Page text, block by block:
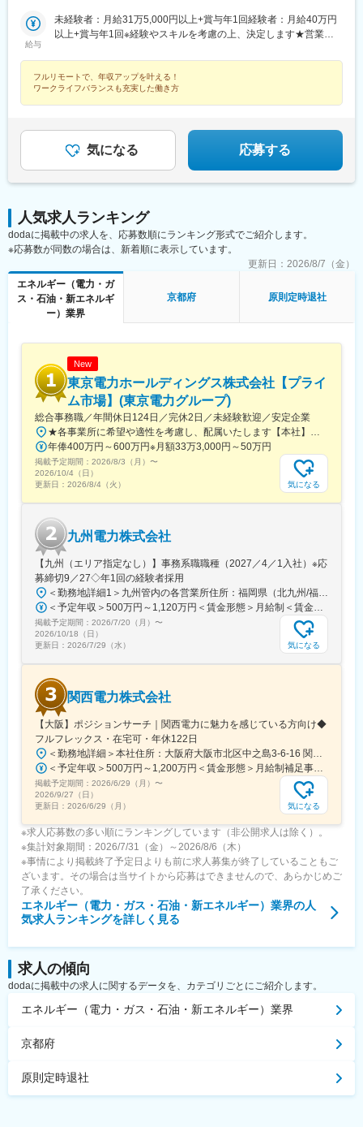
■業務の特徴
・既存顧客メイン＝無駄な営業活動を削減
・高単価商材＝1件ごとの収益インパクトが大きい
・直行直帰＝1日の時間をすべて営業に使える
年齢・社歴関係なく、数字で評価。販売・サービス業からの転職
者が多く、9割以上がインセンティブを獲得しています。
・事務作業最小限
・休日や働き方は自己管理
※安定・WLBを求める方には不向きです
（1）成約率8～9割（既存顧客×提携大手商材）
（2）平均歩合284万円（入社1.5年実績）
（3）パナソニック・三菱電機など大手企業と提携
給与
未経験者：月給31万5,000円以上+賞与年1回経験者：月給40万円
以上+賞与年1回※経験やスキルを考慮の上、決定します★営業職
フルリモートで、年収アップを叶える！
ワークライフバランスも充実した働き方
気になる 応募する
人気求人ランキング
dodaに掲載中の求人を、応募数順にランキング形式でご紹介します。
※応募数が同数の場合は、新着順に表示しています。
更新日： 2026/8/7（金）
エネルギー（電力・ガ
ス・石油・新エネルギ
ー）業界
京都府 原則定時退社
New
東京電力ホールディングス株式会社【プライ
ム市場】(東京電力グループ)
総合事務職／年間休日124日／完休2日／未経験歓迎／安定企業
★各事業所に希望や適性を考慮し、配属いたします【本社】東京都千代田区内幸町1丁目1番3号※屋内原則禁煙（喫煙専用室設置あり）
年俸400万円～600万円※月額33万3,000円～50万円
掲載予定期間： 2026/8/3（月） 〜
2026/10/4（日）
更新日： 2026/8/4（火） 気になる
九州電力株式会社
【九州（エリア指定なし）】事務系職職種（2027／4／1入社）※応
募締切9／27◇年1回の経験者採用
＜勤務地詳細1＞九州管内の各営業所住所：福岡県（北九州/福岡地区）、佐賀県、長崎県、大分県、熊本県、宮崎県、鹿児島県 受動喫煙対策：屋内全面禁煙＜勤務地詳細2＞東京支社住所：東京都千代田区有楽町１-７-１ 有楽町電気ビルヂング北館７階勤務地最寄駅：京浜東北線／有楽町駅受動喫煙対策：屋内全面禁煙変更の範囲：会社の定める事業所（リモートワーク含む）
＜予定年収＞500万円～1,120万円＜賃金形態＞月給制＜賃金内訳＞月額（基本給）：200,000円～450,000円＜月給＞200,000円～450,000円＜昇給有無＞有＜残業手当＞有＜給与補足＞■賞与：年２回（6月、12月）、昇進：能力主義に基づく昇進管理※モデル年収（前年度実績に基づいて算出（時間外20時間程度/月 想定、賞与込み、扶養手当、その他手当含まず））：・33歳・主任クラス 年収：700～760 万円程度・41歳・副長クラス 年収：1,030～1,120 万円程度賃金はあくまでも目安の金額であり、選考を通じて上下する可能性があります。月給(月額)は固定手当を含めた表記です。
掲載予定期間： 2026/7/20（月） 〜
2026/10/18（日）
更新日： 2026/7/29（水） 気になる
関西電力株式会社
【大阪】ポジションサーチ｜関西電力に魅力を感じている方向け◆
フルフレックス・在宅可・年休122日
＜勤務地詳細＞本社住所：大阪府大阪市北区中之島3-6-16 関電ビルディング勤務地最寄駅：地下鉄四つ橋線／肥後橋駅受動喫煙対策：その他（原則禁煙（分煙））変更の範囲：ジョブローテーションに合わせて勤務地が当社各拠点（出向等含む）に変更となる可能性あり
＜予定年収＞500万円～1,200万円＜賃金形態＞月給制補足事項なし＜賃金内訳＞月額（基本給）：250,000円～650,000円＜月給＞250,000円～650,000円＜昇給有無＞有＜残業手当＞有＜給与補足＞※上記年収（想定残業代を含む）は目安であり、詳細はスキル・経験を考慮し決定いたします。■賞与：年2回（支給月：6月・12月）■昇給：年1回（主に4月もしくは7月）賃金はあくまでも目安の金額であり、選考を通じて上下する可能性があります。月給(月額)は固定手当を含めた表記です。
掲載予定期間： 2026/6/29（月） 〜
2026/9/27（日）
更新日： 2026/6/29（月） 気になる
※求人応募数の多い順にランキングしています（非公開求人は除く）。
※集計対象期間：2026/7/31（金）～2026/8/6（木）
※事情により掲載終了予定日よりも前に求人募集が終了していることもご
ざいます。その場合は当サイトから応募はできませんので、あらかじめご
了承ください。
エネルギー（電力・ガス・石油・新エネルギー）業界の人
気求人ランキングを詳しく見る
求人の傾向
dodaに掲載中の求人に関するデータを、カテゴリごとにご紹介します。
エネルギー（電力・ガス・石油・新エネルギー）業界
京都府
原則定時退社